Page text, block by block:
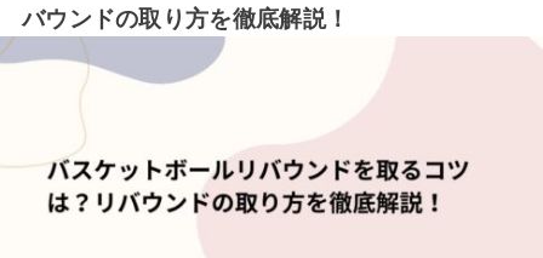
バウンドの取り方を徹底解説！